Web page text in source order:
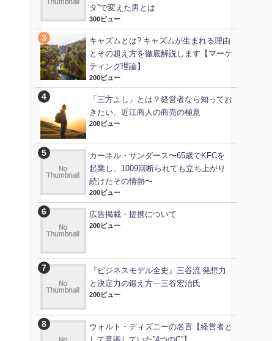
タ”で変えた男とは
300ビュー
キャズムとは? キャズムが生まれる理由
とその超え方を徹底解説します【マーケ
ティング理論】
200ビュー
「三方よし」とは？経営者なら知ってお
きたい、近江商人の商売の極意
200ビュー
カーネル・サンダース〜65歳でKFCを
起業し、1009回断られても立ち上がり
続けたその情熱〜
200ビュー
広告掲載・提携について
200ビュー
『ビジネスモデル全史』三谷流 発想力
と決定力の鍛え方―三谷宏治氏
200ビュー
ウォルト・ディズニーの名言【経営者と